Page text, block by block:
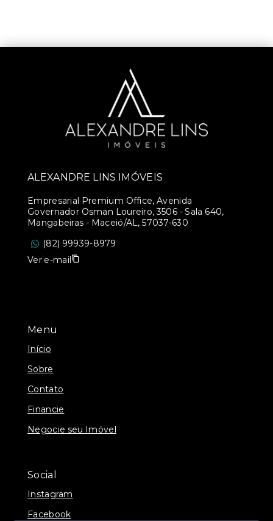
Menu
Início
Sobre
Contato
Financie
Negocie seu Imóvel
Social
Instagram
Facebook
ALEXANDRE LINS IMÓVEIS
Empresarial Premium Office, Avenida
Governador Osman Loureiro, 3506 - Sala 640,
Mangabeiras - Maceió/AL, 57037-630
(82) 99939-8979
Ver e-mail